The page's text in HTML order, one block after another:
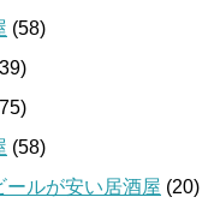
(58)
(58)
ルが安い居酒屋 (20)